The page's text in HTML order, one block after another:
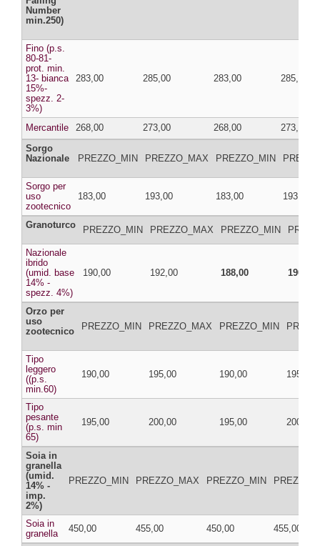
Number
min.250)
Fino (p.s.
80-81-
prot. min.
13- bianca
15%-
spezz. 2-
3%)
283,00 285,00 283,00 285,00
Mercantile 268,00 273,00 268,00
273,00
Sorgo
Nazionale
PREZZO_MIN PREZZO_MAX PREZZO_MIN
Sorgo per
uso
zootecnico
183,00 193,00 183,00 193,00
Granoturco PREZZO_MIN PREZZO_MAX PREZZO_MIN
Nazionale
ibrido
(umid. base
14% -
spezz. 4%)
190,00 192,00 188,00 190,00
Orzo per
uso
zootecnico
PREZZO_MIN PREZZO_MAX PREZZO_MIN
Tipo
leggero
((p.s.
min.60)
190,00 195,00 190,00 195,00
Tipo
pesante
(p.s. min
65)
195,00 200,00 195,00 200,00
Soia in
granella
(umid.
14% -
imp.
2%)
PREZZO_MIN PREZZO_MAX PREZZO_MIN
Soia in
granella
450,00 455,00 450,00 455,00